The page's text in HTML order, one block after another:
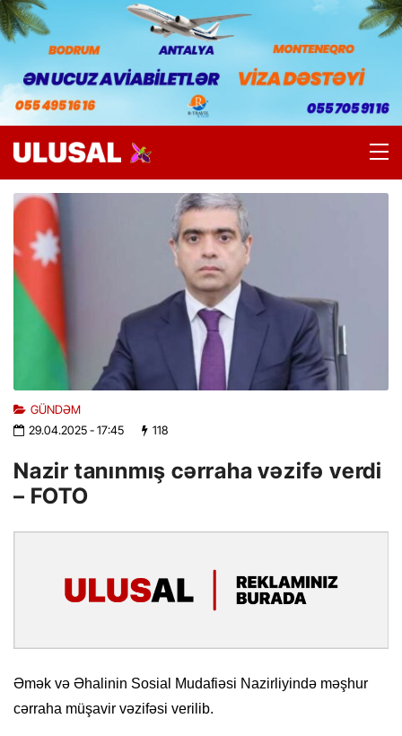
GÜNDƏM
29.04.2025- 17:45 118
Nazir tanınmış cərraha vəzifə verdi
– FOTO
Əmək və Əhalinin Sosial Mudafiəsi Nazirliyində məşhur
cərraha müşavir vəzifəsi verilib.